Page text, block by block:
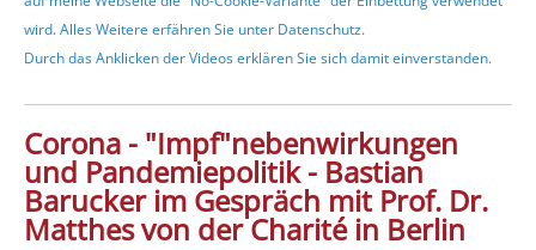
wird. Alles Weitere erfähren Sie unter Datenschutz.
Durch das Anklicken der Videos erklären Sie sich damit einverstanden.
Corona - "Impf"nebenwirkungen
und Pandemiepolitik - Bastian
Barucker im Gespräch mit Prof. Dr.
Matthes von der Charité in Berlin